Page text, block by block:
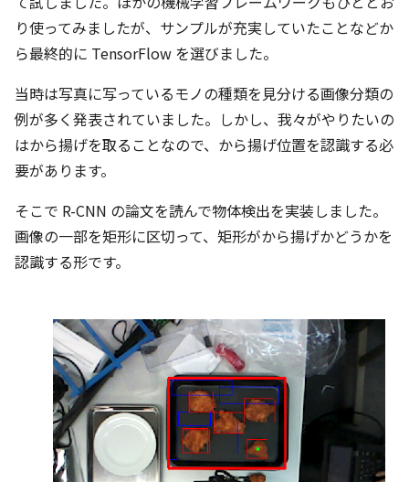
り使ってみましたが、サンプルが充実していたことなどか
ら最終的に TensorFlow を選びました。
当時は写真に写っているモノの種類を見分ける画像分類の
例が多く発表されていました。しかし、我々がやりたいの
はから揚げを取ることなので、から揚げ位置を認識する必
要があります。
そこで R-CNN の論文を読んで物体検出を実装しました。
画像の一部を矩形に区切って、矩形がから揚げかどうかを
認識する形です。